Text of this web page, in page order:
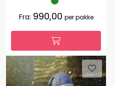
Fra: 990,00 per pakke